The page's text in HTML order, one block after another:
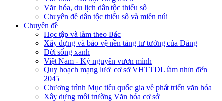
Văn hóa, du lịch dân tộc thiểu số
Chuyên đề dân tộc thiểu số và miền núi
Chuyên đề
Học tập và làm theo Bác
Xây dựng và bảo vệ nền tảng tư tưởng của Đảng
Đời sống xanh
Việt Nam - Kỷ nguyên vươn mình
Quy hoạch mạng lưới cơ sở VHTTDL tầm nhìn đến
2045
Chương trình Mục tiêu quốc gia về phát triển văn hóa
Xây dựng môi trường Văn hóa cơ sở